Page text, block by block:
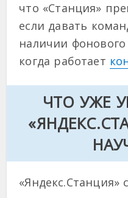
что «Станция»
если давать
наличии
когда работает
ЧТО УЖЕ
«Яндекс.Станция»